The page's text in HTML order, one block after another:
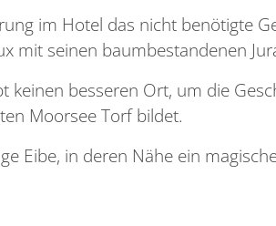
im Hotel das nicht benötigte
mit seinen baumbestandenen
besseren Ort, um die
Moorsee Torf bildet.
Eibe, in deren Nähe ein